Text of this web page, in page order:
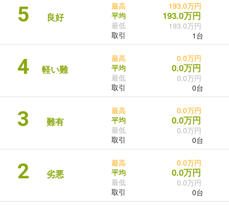
5 良好
最高
平均
最低
取引
193.0万円
193.0万円
193.0万円
1台
4 軽い難
最高
平均
最低
取引
0.0万円
0.0万円
0.0万円
0台
3 難有
最高
平均
最低
取引
0.0万円
0.0万円
0.0万円
0台
2 劣悪
最高
平均
最低
取引
0.0万円
0.0万円
0.0万円
0台